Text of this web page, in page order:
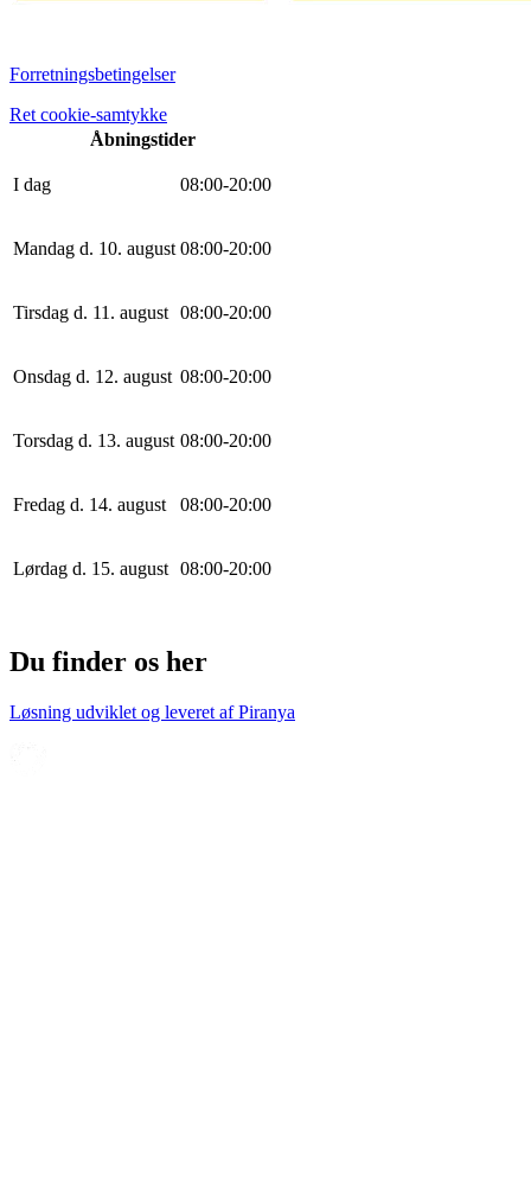
Forretningsbetingelser
Ret cookie-samtykke
Åbningstider
I dag 08:00-20:00
Mandag d. 10. august 08:00-20:00
Tirsdag d. 11. august 08:00-20:00
Onsdag d. 12. august 08:00-20:00
Torsdag d. 13. august 08:00-20:00
Fredag d. 14. august 08:00-20:00
Lørdag d. 15. august 08:00-20:00
Du finder os her
Løsning udviklet og leveret afPiranya